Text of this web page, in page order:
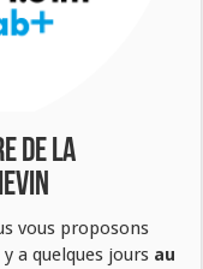
de la
vous proposons
a quelques jours au